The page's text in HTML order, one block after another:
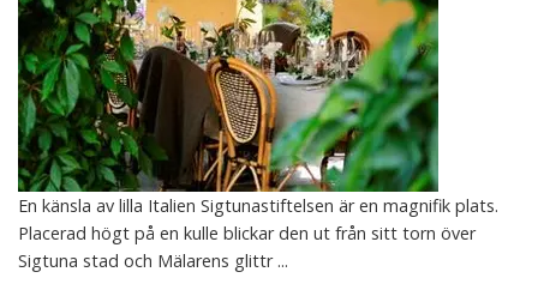
En känsla av lilla Italien Sigtunastiftelsen är en magnifik plats.
Placerad högt på en kulle blickar den ut från sitt torn över
Sigtuna stad och Mälarens glittr ...